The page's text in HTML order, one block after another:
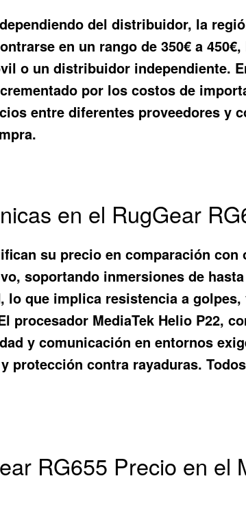
del distribuidor, la
en un rango de 350€ a
o un distribuidor independiente.
por los costos de
entre diferentes proveedores y
en el RugGear
su precio en comparación
soportando inmersiones de
lo que implica resistencia a
procesador MediaTek Helio P22,
y comunicación en entornos
contra rayaduras.
RG655 Precio en el